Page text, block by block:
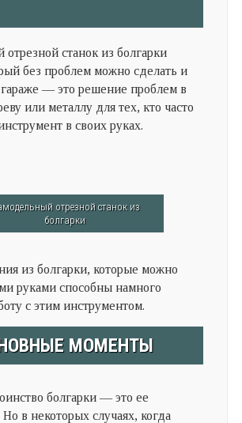
станок из болгарки
без проблем можно сделать и
гараже — это решение проблем в
или металлу для тех, кто часто
в своих руках.
отрезной станок из
болгарки
из болгарки, которые можно
руками способны намного
с этим инструментом.
МОМЕНТЫ
болгарки — это ее
в некоторых случаях, когда